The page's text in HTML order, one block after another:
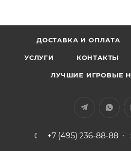
ДОСТАВКА И ОПЛАТА
УСЛУГИ КОНТАКТЫ
ЛУЧШИЕ ИГРОВЫЕ
+7 (495) 236-88-88